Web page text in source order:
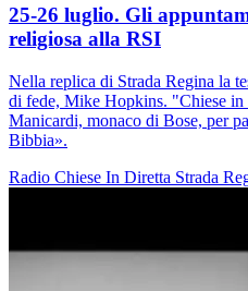
25-26 luglio. Gli
religiosa alla RSI
Nella replica di Strada Regina la
di fede, Mike Hopkins. "Chiese
Manicardi, monaco di Bose, per
Bibbia».
Radio Chiese In Diretta Strada